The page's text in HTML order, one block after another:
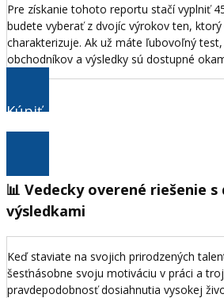
Pre získanie tohoto reportu stačí vyplniť
budete vyberať z dvojíc výrokov ten, ktorý
charakterizuje. Ak už máte ľubovoľný
obchodníkov a výsledky sú dostupné
Kúpiť
Balíček pre "Obchodníkov" za
📊 Vedecky overené riešenie s
výsledkami
Keď staviate na svojich prirodzených
šesťnásobne svoju motiváciu v práci a
pravdepodobnosť dosiahnutia vysokej